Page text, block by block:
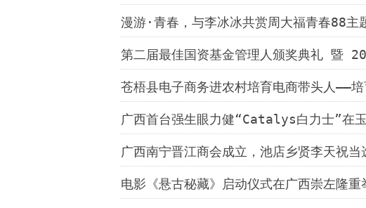
漫游·青春，与李冰冰共赏周大福青春88主
第二届最佳国资基金管理人颁奖典礼 暨
举行
苍梧县电子商务进农村培育电商带头人——
广西首台强生眼力健“Catalys白力士”在
广西南宁晋江商会成立，池店乡贤李天祝当
电影《悬古秘藏》启动仪式在广西崇左隆重